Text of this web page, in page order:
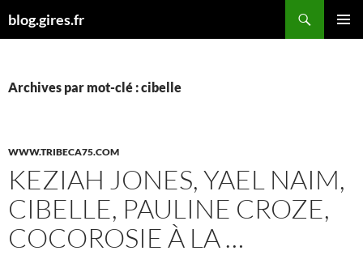
aublog.gires.fr
Archives par mot-clé : cibelle
WWW.TRIBECA75.COM
KEZIAH JONES, YAEL NAIM,
CIBELLE, PAULINE CROZE,
COCOROSIE À LA …